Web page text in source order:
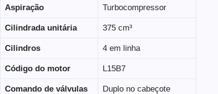
Aspiração Turbocompressor
Cilindrada unitária 375 cm³
Cilindros 4 em linha
Código do motor L15B7
Comando de válvulas Duplo no cabeçote